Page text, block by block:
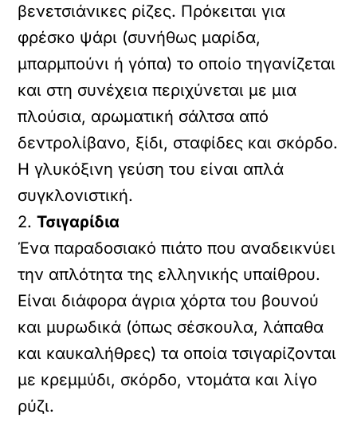
βενετσιάνικες ρίζες. Πρόκειται για
φρέσκο ψάρι (συνήθως μαρίδα,
μπαρμπούνι ή γόπα) το οποίο τηγανίζεται
και στη συνέχεια περιχύνεται με μια
πλούσια, αρωματική σάλτσα από
δεντρολίβανο, ξίδι, σταφίδες και σκόρδο.
Η γλυκόξινη γεύση του είναι απλά
συγκλονιστική.
2.Τσιγαρίδια
Ένα παραδοσιακό πιάτο που αναδεικνύει
την απλότητα της ελληνικής υπαίθρου.
Είναι διάφορα άγρια χόρτα του βουνού
και μυρωδικά (όπως σέσκουλα, λάπαθα
και καυκαλήθρες) τα οποία τσιγαρίζονται
με κρεμμύδι, σκόρδο, ντομάτα και λίγο
ρύζι.